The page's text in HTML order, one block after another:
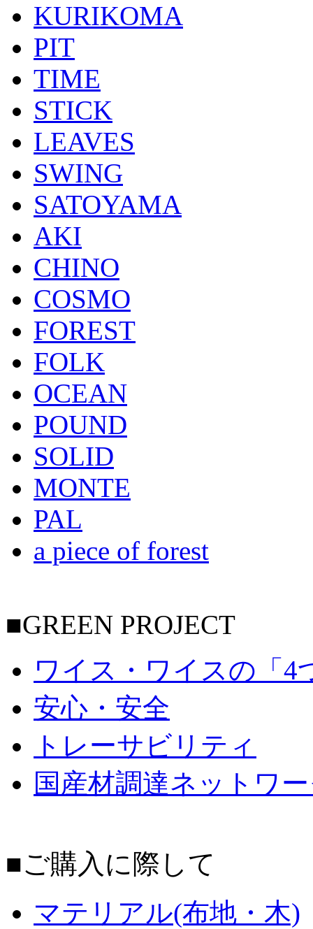
KURIKOMA
PIT
TIME
STICK
LEAVES
SWING
SATOYAMA
AKI
CHINO
COSMO
FOREST
FOLK
OCEAN
POUND
SOLID
MONTE
PAL
a piece of forest
■GREEN PROJECT
ワイス・ワイスの「4
安心・安全
トレーサビリティ
国産材調達ネットワ
■ご購入に際して
マテリアル(布地・木)